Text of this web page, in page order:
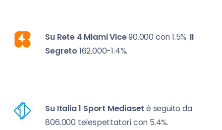
Su Rete 4 Miami Vice90.000 con 1.5%. Il
Segreto 162.000-1.4%.
Su Italia 1 Sport Mediaset è seguito da
806.000 telespettatori con 5.4%.